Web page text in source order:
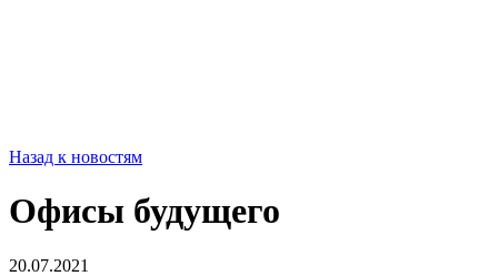
Назад к новостям
Офисы будущего
20.07.2021